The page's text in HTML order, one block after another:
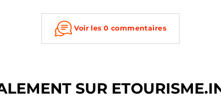
Voir les 0 commentaires
SUR